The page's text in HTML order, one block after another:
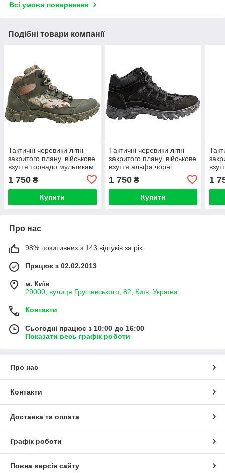
Всі умови повернення
Подібні товари компанії
Тактичні черевики літні
закритого плану, військове
взуття торнадо мультикам
1 750 ₴
Купити
Тактичні черевики літні
закритого плану, військове
взуття альфа чорні
1 750₴
Купити
1
Про нас
98% позитивних з 143 відгуків за рік
Працює з 02.02.2013
м. Київ
29000, вулиця Грушевського, 82, Київ, Україна
Контакти
Сьогодні працює з 10:00 до 16:00
Показати весь графік роботи
Про нас
Контакти
Доставка та оплата
Графік роботи
Повна версія сайту